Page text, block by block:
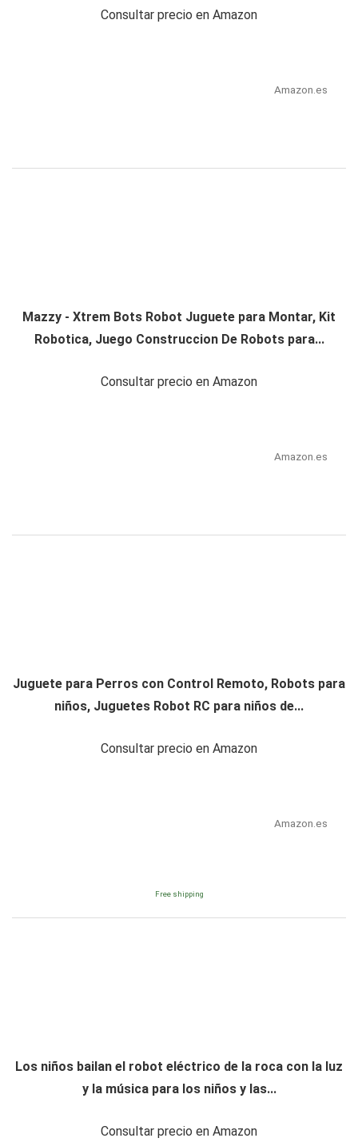
Consultar precio en Amazon
Amazon.es
Mazzy - Xtrem Bots Robot Juguete para Montar, Kit
Robotica, Juego Construccion De Robots para...
Consultar precio en Amazon
Amazon.es
Juguete para Perros con Control Remoto, Robots para
niños, Juguetes Robot RC para niños de...
Consultar precio en Amazon
Amazon.es
Free shipping
Los niños bailan el robot eléctrico de la roca con la luz
y la música para los niños y las...
Consultar precio en Amazon